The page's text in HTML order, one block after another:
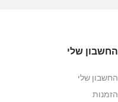
החשבון שלי
החשבון שלי
הזמנות